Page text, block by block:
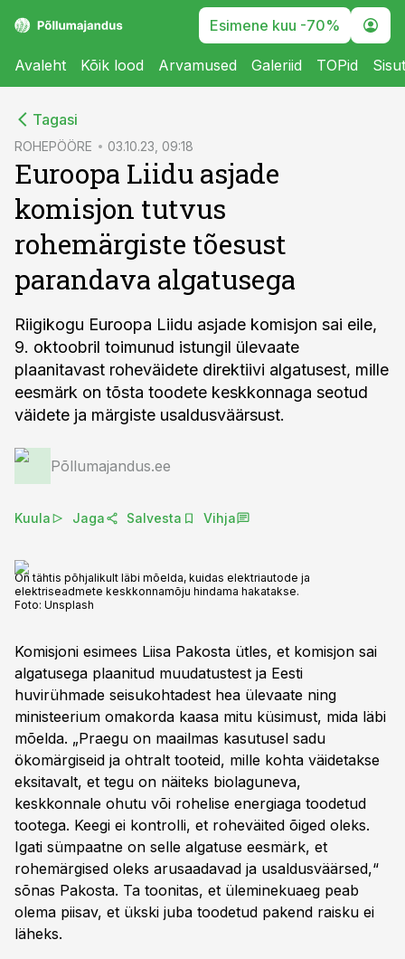
Esimene kuu -70%
Avaleht Kõik lood Arvamused Galeriid TOPid
Tagasi
ROHEPÖÖRE 03.10.23, 09:18
Euroopa Liidu asjade
komisjon tutvus
rohemärgiste tõesust
parandava algatusega
Riigikogu Euroopa Liidu asjade komisjon sai eile,
9. oktoobril toimunud istungil ülevaate
plaanitavast roheväidete direktiivi algatusest, mille
eesmärk on tõsta toodete keskkonnaga seotud
väidete ja märgiste usaldusväärsust.
Põllumajandus.ee
Kuula Jaga Salvesta Vihja
On tähtis põhjalikult läbi mõelda, kuidas elektriautode ja
elektriseadmete keskkonnamõju hindama hakatakse.
Foto: Unsplash
Komisjoni esimees Liisa Pakosta ütles, et komisjon sai
algatusega plaanitud muudatustest ja Eesti
huvirühmade seisukohtadest hea ülevaate ning
ministeerium omakorda kaasa mitu küsimust, mida läbi
mõelda. „Praegu on maailmas kasutusel sadu
ökomärgiseid ja ohtralt tooteid, mille kohta väidetakse
eksitavalt, et tegu on näiteks biolaguneva,
keskkonnale ohutu või rohelise energiaga toodetud
tootega. Keegi ei kontrolli, et roheväited õiged oleks.
Igati sümpaatne on selle algatuse eesmärk, et
rohemärgised oleks arusaadavad ja usaldusväärsed,“
sõnas Pakosta. Ta toonitas, et üleminekuaeg peab
olema piisav, et ükski juba toodetud pakend raisku ei
läheks.